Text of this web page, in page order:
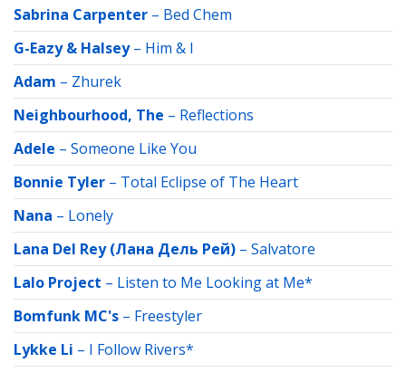
Sabrina Carpenter – Bed Chem
G-Eazy & Halsey– Him & I
Adam – Zhurek
Neighbourhood, The – Reflections
Adele – Someone Like You
Bonnie Tyler – Total Eclipse of The Heart
Nana – Lonely
Lana Del Rey (Лана Дель Рей) – Salvatore
Lalo Project – Listen to Me Looking at Me*
Bomfunk MC's – Freestyler
Lykke Li – I Follow Rivers*